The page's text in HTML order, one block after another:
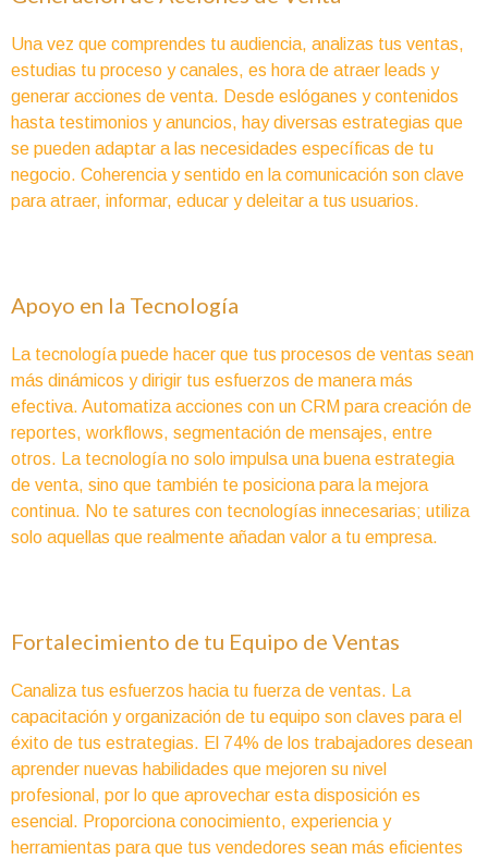
Una vez que comprendes tu audiencia, analizas tus ventas,
estudias tu proceso y canales, es hora de atraer leads y
generar acciones de venta. Desde eslóganes y contenidos
hasta testimonios y anuncios, hay diversas estrategias que
se pueden adaptar a las necesidades específicas de tu
negocio. Coherencia y sentido en la comunicación son clave
para atraer, informar, educar y deleitar a tus usuarios.
Apoyo en la Tecnología
La tecnología puede hacer que tus procesos de ventas sean
más dinámicos y dirigir tus esfuerzos de manera más
efectiva. Automatiza acciones con un CRM para creación de
reportes, workflows, segmentación de mensajes, entre
otros. La tecnología no solo impulsa una buena estrategia
de venta, sino que también te posiciona para la mejora
continua. No te satures con tecnologías innecesarias; utiliza
solo aquellas que realmente añadan valor a tu empresa.
Fortalecimiento de tu Equipo de Ventas
Canaliza tus esfuerzos hacia tu fuerza de ventas. La
capacitación y organización de tu equipo son claves para el
éxito de tus estrategias. El 74% de los trabajadores desean
aprender nuevas habilidades que mejoren su nivel
profesional, por lo que aprovechar esta disposición es
esencial. Proporciona conocimiento, experiencia y
herramientas para que tus vendedores sean más eficientes